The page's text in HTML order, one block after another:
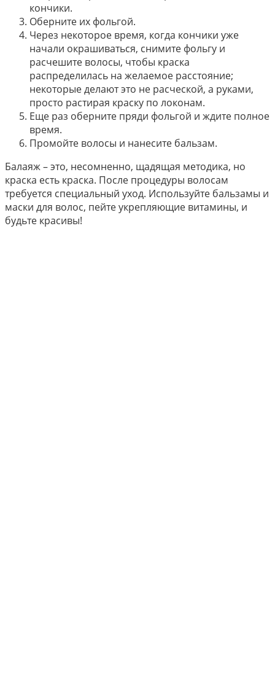
кончики.
Оберните их фольгой.
Через некоторое время, когда кончики уже
начали окрашиваться, снимите фольгу и
расчешите волосы, чтобы краска
распределилась на желаемое расстояние;
некоторые делают это не расческой, а руками,
просто растирая краску по локонам.
Еще раз оберните пряди фольгой и ждите полное
время.
Промойте волосы и нанесите бальзам.
Балаяж – это, несомненно, щадящая методика, но
краска есть краска. После процедуры волосам
требуется специальный уход. Используйте бальзамы и
маски для волос, пейте укрепляющие витамины, и
будьте красивы!